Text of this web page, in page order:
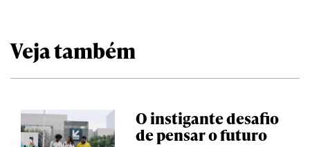
Veja também
O instigante desafio
de pensar o futuro